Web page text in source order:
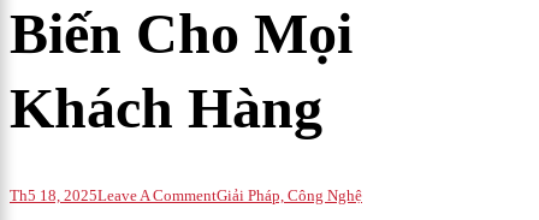
Biến Cho Mọi
Khách Hàng
Th5 18, 2025Leave A CommentOn
Giải Pháp, Công Nghệ